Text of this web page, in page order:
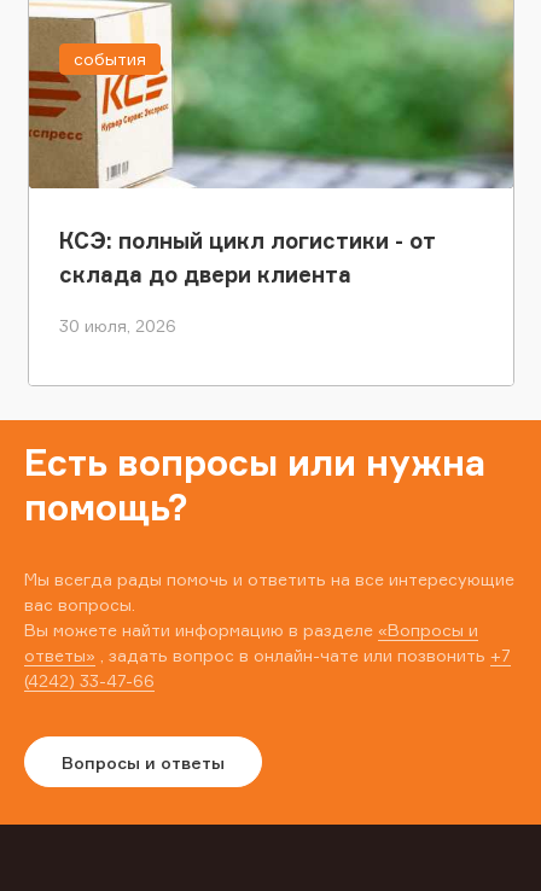
КСЭ: полный цикл логистики - от
склада до двери клиента
30 июля, 2026
события
Есть вопросы или нужна
помощь?
Мы всегда рады помочь и ответить на все интересующие
вас вопросы.
Вы можете найти информацию в разделе «Вопросы и
ответы» , задать вопрос в онлайн-чате или позвонить +7
(4242) 33-47-66
Вопросы и ответы